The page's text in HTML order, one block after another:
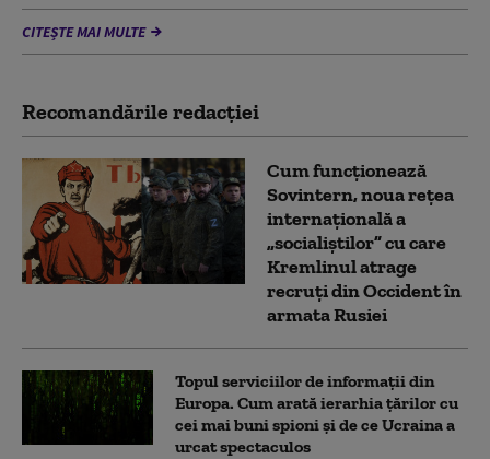
CITEȘTE MAI MULTE
Recomandările redacţiei
Cum funcționează
Sovintern, noua rețea
internațională a
„socialiștilor” cu care
Kremlinul atrage
recruți din Occident în
armata Rusiei
Topul serviciilor de informații din
Europa. Cum arată ierarhia țărilor cu
cei mai buni spioni și de ce Ucraina a
urcat spectaculos